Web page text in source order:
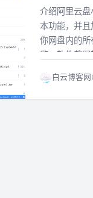
介绍阿里云
本功能，并
你网盘内的
览。软件截图
白云博客网